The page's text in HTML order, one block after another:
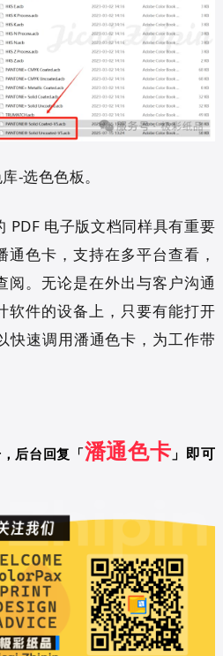
-选色色板。
PDF 电子版文档同样具有重要
色卡，支持在多平台查看，
阅。无论是在外出与客户沟通
软件的设备上，只要有能打开
快速调用潘通色卡，为工作带
后台回复 「潘通色卡 」 即可